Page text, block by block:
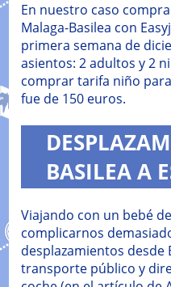
En nuestro caso
Malaga-Basilea con
primera semana de
asientos: 2 adultos y 2
comprar tarifa niño
fue de 150 euros.
BASILEA A
Viajando con un bebé
complicarnos
desplazamientos desde
transporte público y